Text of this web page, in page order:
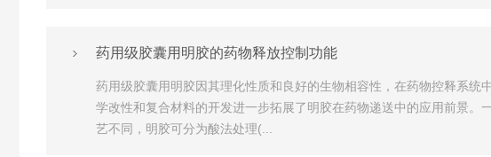
药用级胶囊用明胶的药物释放控制功能
药用级胶囊用明胶因其理化性质和良好的生物相容性，在药物控释系
学改性和复合材料的开发进一步拓展了明胶在药物递送中的应用前景
艺不同，明胶可分为酸法处理(...